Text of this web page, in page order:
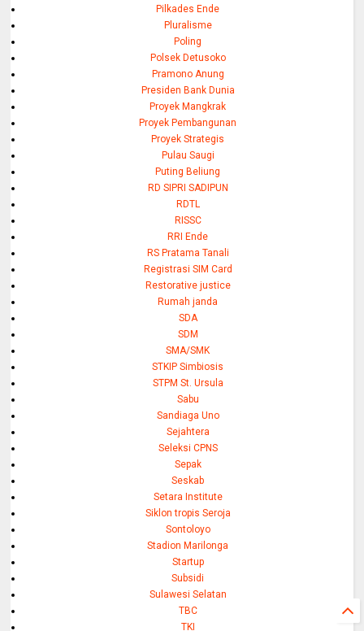
Pilkades Ende
Pluralisme
Poling
Polsek Detusoko
Pramono Anung
Presiden Bank Dunia
Proyek Mangkrak
Proyek Pembangunan
Proyek Strategis
Pulau Saugi
Puting Beliung
RD SIPRI SADIPUN
RDTL
RISSC
RRI Ende
RS Pratama Tanali
Registrasi SIM Card
Restorative justice
Rumah janda
SDA
SDM
SMA/SMK
STKIP Simbiosis
STPM St. Ursula
Sabu
Sandiaga Uno
Sejahtera
Seleksi CPNS
Sepak
Seskab
Setara Institute
Siklon tropis Seroja
Sontoloyo
Stadion Marilonga
Startup
Subsidi
Sulawesi Selatan
TBC
TKI